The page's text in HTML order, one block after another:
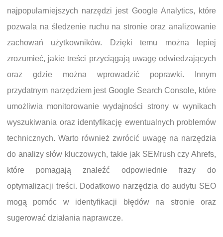
najpopularniejszych narzędzi jest Google Analytics, które
pozwala na śledzenie ruchu na stronie oraz analizowanie
zachowań użytkowników. Dzięki temu można lepiej
zrozumieć, jakie treści przyciągają uwagę odwiedzających
oraz gdzie można wprowadzić poprawki. Innym
przydatnym narzędziem jest Google Search Console, które
umożliwia monitorowanie wydajności strony w wynikach
wyszukiwania oraz identyfikację ewentualnych problemów
technicznych. Warto również zwrócić uwagę na narzędzia
do analizy słów kluczowych, takie jak SEMrush czy Ahrefs,
które pomagają znaleźć odpowiednie frazy do
optymalizacji treści. Dodatkowo narzędzia do audytu SEO
mogą pomóc w identyfikacji błędów na stronie oraz
sugerować działania naprawcze.